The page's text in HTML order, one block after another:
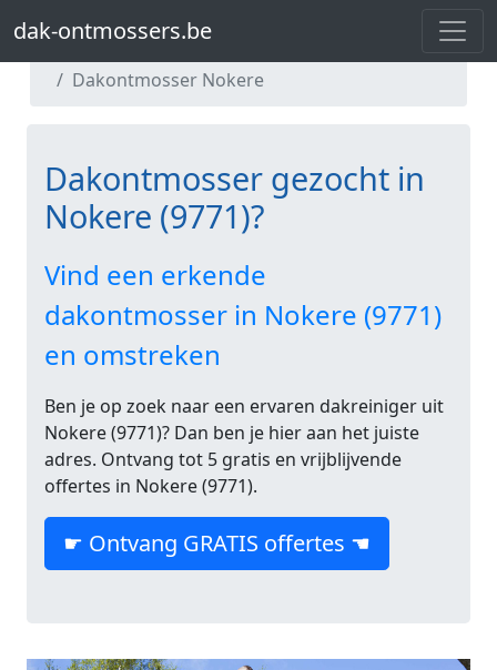
dak-ontmossers.be
dak-ontmossers.be
Dakontmosser Nokere
Dakontmosser gezocht in
Nokere (9771)?
Vind een erkende
dakontmosser in Nokere (9771)
en omstreken
Ben je op zoek naar een ervaren dakreiniger uit
Nokere (9771)? Dan ben je hier aan het juiste
adres. Ontvang tot 5 gratis en vrijblijvende
offertes in Nokere (9771).
☛ Ontvang GRATIS offertes ☚